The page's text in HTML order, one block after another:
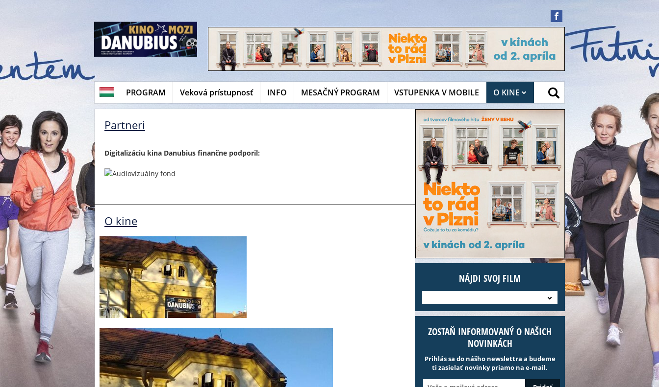
PROGRAM Veková prístupnosť INFO MESAČNÝ PROGRAM VSTUPENKA V MOBILE O KINE
Partneri
Digitalizáciu kina Danubius finančne podporil:
O kine
NÁJDI SVOJ FILM
ZOSTAŇ INFORMOVANÝ O NAŠICH
NOVINKÁCH
Prihlás sa do nášho newslettra a budeme
ti zasielať novinky priamo na e-mail.